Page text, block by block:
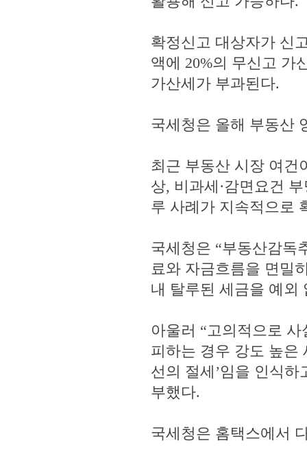
확정신고 대상자가 신
액에 20%의 무신고 가
가산세가 부과된다.
국세청은 올해 부동산
최근 부동산 시장 여건
상, 비과세·감면요건
루 사례가 지속적으로
국세청은 “부동산감독
료와 자금흐름을 면밀
내 탈루된 세금을 예외
아울러 “고의적으로
피하는 경우 강도 높은
선의 절세’임을 인식
부했다.
국세청은 홈택스에서